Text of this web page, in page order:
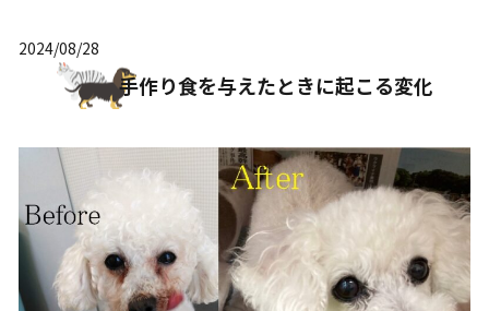
2024/08/28
手作り食を与えたときに起こる変化